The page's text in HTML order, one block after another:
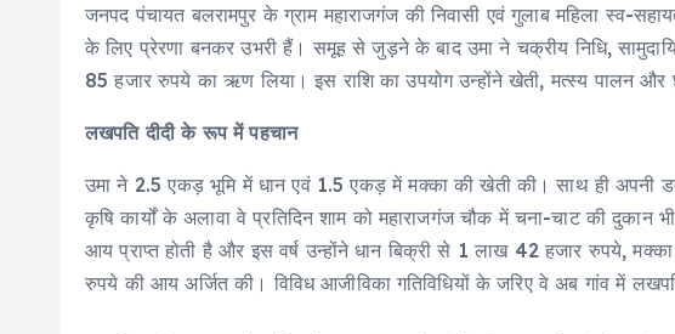
जनपद पंचायत बलरामपुर के ग्राम महाराजगंज की निवासी एवं गुलाब महिला स्व-
के लिए प्रेरणा बनकर उभरी हैं। समूह से जुड़ने के बाद उमा ने चक्रीय निधि,
85 हजार रुपये का ऋण लिया। इस राशि का उपयोग उन्होंने खेती, मत्स्य पालन और
लखपति दीदी के रूप में पहचान
उमा ने 2.5 एकड़ भूमि में धान एवं 1.5 एकड़ में मक्का की खेती की। साथ ही अपनी
कृषि कार्यों के अलावा वे प्रतिदिन शाम को महाराजगंज चौक में चना-चाट की दुकान
आय प्राप्त होती है और इस वर्ष उन्होंने धान बिक्री से 1 लाख 42 हजार रुपये,
रुपये की आय अर्जित की। विविध आजीविका गतिविधियों के जरिए वे अब गांव में